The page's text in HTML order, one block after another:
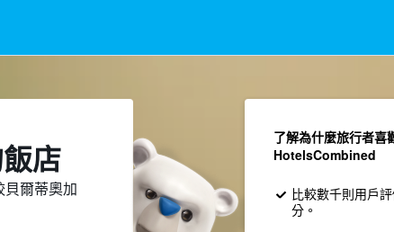
店
爾蒂奧加
了解為什麼旅行者喜
HotelsCombined
比較數千則用戶
分。